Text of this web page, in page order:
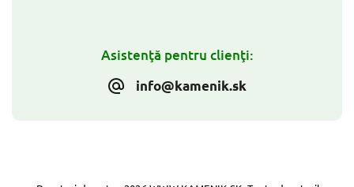
Asistenţă pentru clienţi:
info@kamenik.sk